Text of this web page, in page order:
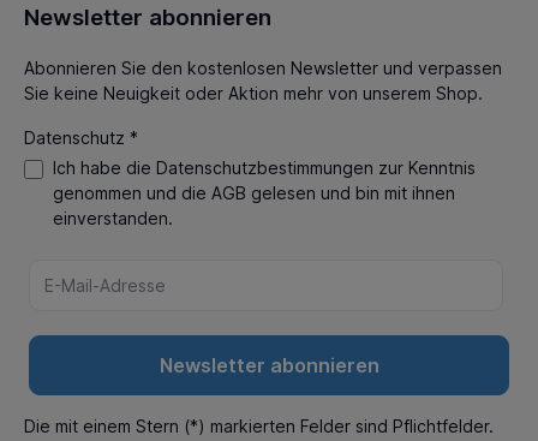
Newsletter abonnieren
Abonnieren Sie den kostenlosen Newsletter und verpassen
Sie keine Neuigkeit oder Aktion mehr von unserem Shop.
Datenschutz *
Ich habe die Datenschutzbestimmungen zur Kenntnis
genommen und die AGB gelesen und bin mit ihnen
einverstanden.
Newsletter abonnieren
Die mit einem Stern (*) markierten Felder sind Pflichtfelder.